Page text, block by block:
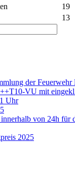
19
13
der Feuerwehr
VU mit
Uhr
von 24h für
2025